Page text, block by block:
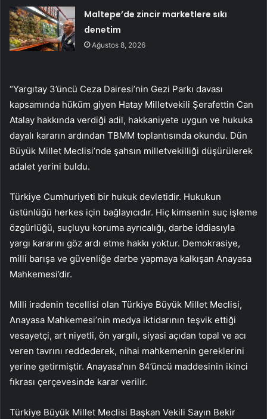
Maltepe’de zincir marketlere sıkı
denetim
Ağustos 8, 2026
“Yargıtay 3’üncü Ceza Dairesi’nin Gezi Parkı davası
kapsamında hüküm giyen Hatay Milletvekili Şerafettin Can
Atalay hakkında verdiği adil, hakkaniyete uygun ve hukuka
dayalı kararın ardından TBMM toplantısında okundu. Dün
Büyük Millet Meclisi’nde şahsın milletvekilliği düşürülerek
adalet yerini buldu.
Türkiye Cumhuriyeti bir hukuk devletidir. Hukukun
üstünlüğü herkes için bağlayıcıdır. Hiç kimsenin suç işleme
özgürlüğü, suçluyu koruma ayrıcalığı, darbe iddiasıyla
yargı kararını göz ardı etme hakkı yoktur. Demokrasiye,
milli barışa ve güvenliğe darbe yapmaya kalkışan Anayasa
Mahkemesi’dir.
Milli iradenin tecellisi olan Türkiye Büyük Millet Meclisi,
Anayasa Mahkemesi’nin medya iktidarının teşvik ettiği
vesayetçi, art niyetli, ön yargılı, siyasi açıdan topal ve acı
veren tavrını reddederek, nihai mahkemenin gereklerini
yerine getirmiştir. Anayasa’nın 84’üncü maddesinin ikinci
fıkrası çerçevesinde karar verilir.
Türkiye Büyük Millet Meclisi Başkan Vekili Sayın Bekir